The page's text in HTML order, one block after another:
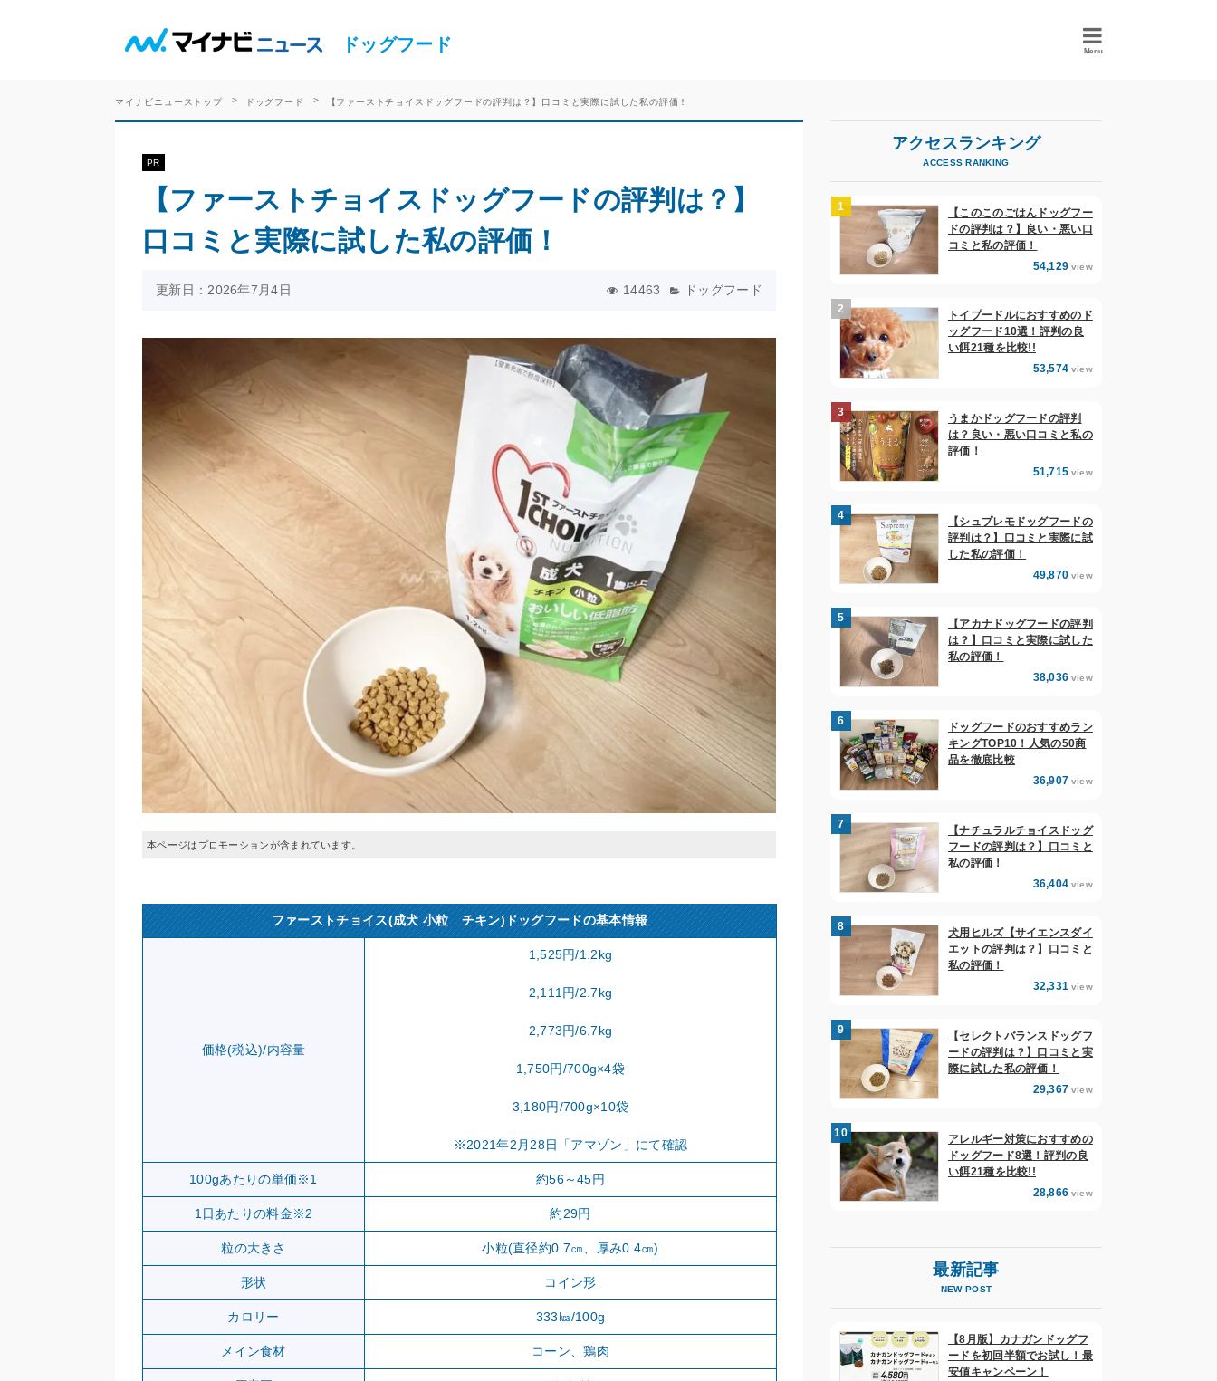
ドッグフード Menu
マイナビニューストップ ドッグフード 【ファーストチョイスドッグフードの評判は？】口コミと実際に試した私の評価！
PR
本ページはプロモーションが含まれています。
【ファーストチョイスドッグフードの評判は？】
口コミと実際に試した私の評価！
更新日：2026年7月4日 14463 ドッグフード
ファーストチョイス(成犬 小粒 チキン)ドッグフードの基本情報
価格(税込)/内容量
1,525円/1.2kg
2,111円/2.7kg
2,773円/6.7kg
1,750円/700g×4袋
3,180円/700g×10袋
※2021年2月28日「アマゾン」にて確認
100gあたりの単価※1 約56～45円
1日あたりの料金※2 約29円
粒の大きさ 小粒(直径約0.7㎝、厚み0.4㎝)
形状 コイン形
カロリー 333㎉/100g
メイン食材 コーン、鶏肉
アクセスランキング
ACCESS RANKING
【このこのごはんドッグフー
ドの評判は？】良い・悪い口
コミと私の評価！
54,129 view
トイプードルにおすすめのド
ッグフード10選！評判の良
い餌21種を比較!!
53,574 view
うまかドッグフードの評判
は？良い・悪い口コミと私の
評価！
51,715 view
【シュプレモドッグフードの
評判は？】口コミと実際に試
した私の評価！
49,870 view
【アカナドッグフードの評判
は？】口コミと実際に試した
私の評価！
38,036 view
ドッグフードのおすすめラン
キングTOP10！人気の50商
品を徹底比較
36,907 view
【ナチュラルチョイスドッグ
フードの評判は？】口コミと
私の評価！
36,404 view
犬用ヒルズ【サイエンスダイ
エットの評判は？】口コミと
私の評価！
32,331 view
【セレクトバランスドッグフ
ードの評判は？】口コミと実
際に試した私の評価！
29,367 view
アレルギー対策におすすめの
ドッグフード8選！評判の良
い餌21種を比較!!
28,866 view
最新記事
NEW POST
【8月版】カナガンドッグフ
ードを初回半額でお試し！最
安値キャンペーン！